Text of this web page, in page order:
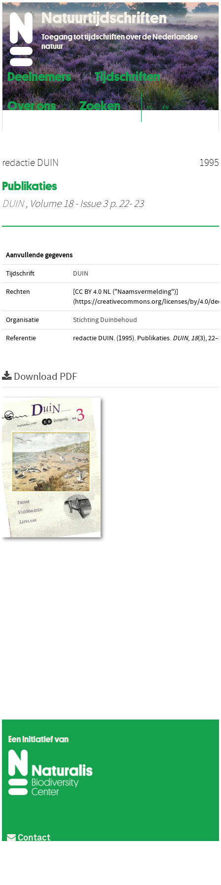
Deelnemers
Tijdschriften
Over ons
Zoeken NL EN
Natuurtijdschriften
Toegang tot tijdschriften over de Nederlandse
natuur
redactie DUIN 1995
Publikaties
DUIN, Volume 18 - Issue 3 p. 22- 23
Aanvullende gegevens
Tijdschrift DUIN
Rechten
[CC BY 4.0 NL ("Naamsvermelding")]
(https://creativecommons.org/licenses/by/4.0/
Organisatie Stichting Duinbehoud
Referentie redactie DUIN. (1995). Publikaties. DUIN, 18(3),
Download PDF
Contact